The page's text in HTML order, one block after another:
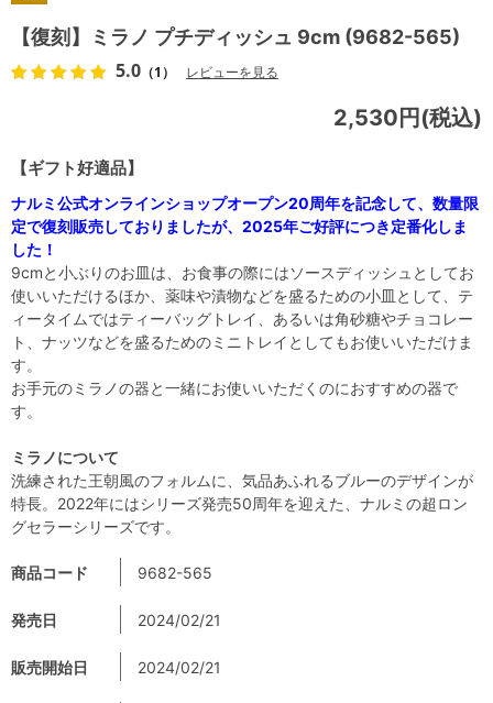
【復刻】ミラノ プチディッシュ 9cm (9682-565)
5.0 （1） レビューを見る
【ギフト好適品】
2,530円(税込)
商品コード 9682-565
発売日 2024/02/21
販売開始日 2024/02/21
ナルミ公式オンラインショップオープン20周年を記念して、数量限
定で復刻販売しておりましたが、2025年ご好評につき定番化しま
した！
9cmと小ぶりのお皿は、お食事の際にはソースディッシュとしてお
使いいただけるほか、薬味や漬物などを盛るための小皿として、テ
ィータイムではティーバッグトレイ、あるいは角砂糖やチョコレー
ト、ナッツなどを盛るためのミニトレイとしてもお使いいただけま
す。
お手元のミラノの器と一緒にお使いいただくのにおすすめの器で
す。
ミラノについて
洗練された王朝風のフォルムに、気品あふれるブルーのデザインが
特長。2022年にはシリーズ発売50周年を迎えた、ナルミの超ロン
グセラーシリーズです。